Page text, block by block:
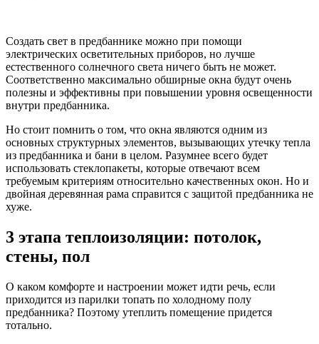
Создать свет в предбаннике можно при помощи
электрических осветительных приборов, но лучше
естественного солнечного света ничего быть не может.
Соответственно максимально обширные окна будут очень
полезны и эффективны при повышении уровня освещенности
внутри предбанника.
Но стоит помнить о том, что окна являются одним из
основных структурных элементов, вызывающих утечку тепла
из предбанника и бани в целом. Разумнее всего будет
использовать стеклопакеты, которые отвечают всем
требуемым критериям относительно качественных окон. Но и
двойная деревянная рама справится с защитой предбанника не
хуже.
3 этапа теплоизоляции: потолок,
стены, пол
О каком комфорте и настроении может идти речь, если
приходится из парилки топать по холодному полу
предбанника? Поэтому утеплить помещение придется
тотально.